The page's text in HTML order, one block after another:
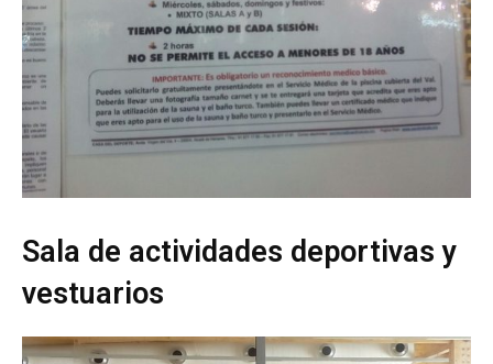
Sala de actividades deportivas y
vestuarios